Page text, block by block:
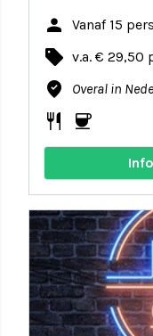
person Vanaf 15
local_offer v.a. € 29,50
where_to_vote Overal in
restaurant coffee